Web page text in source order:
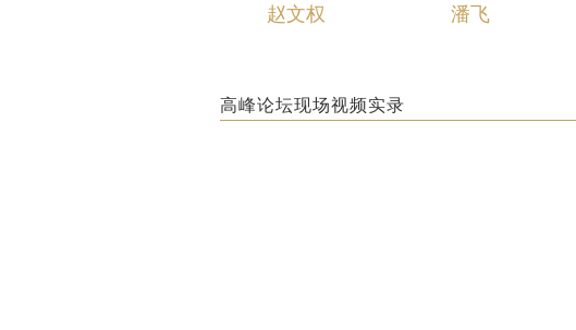
赵文权 潘飞
高峰论坛现场视频实录